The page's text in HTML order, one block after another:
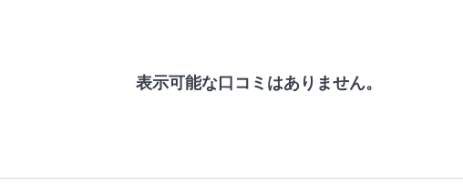
表示可能な口コミはありません。